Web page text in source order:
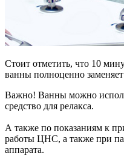
Стоит отметить, что 10
ванны полноценно
Важно! Ванны можно
средство для релакса.
А также по показаниям к
работы ЦНС, а также при
аппарата.